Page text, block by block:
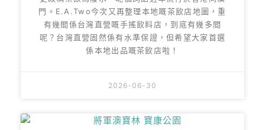
門。E.A.Two今次又再整理本地嘅茶飲店地圖，重
有幾間係台灣直營嘅手搖飲料店，到底有幾多間
呢？台灣直營固然係有水準保證，但希望大家首選
係本地出品嘅茶飲店啦！
2026-06-30